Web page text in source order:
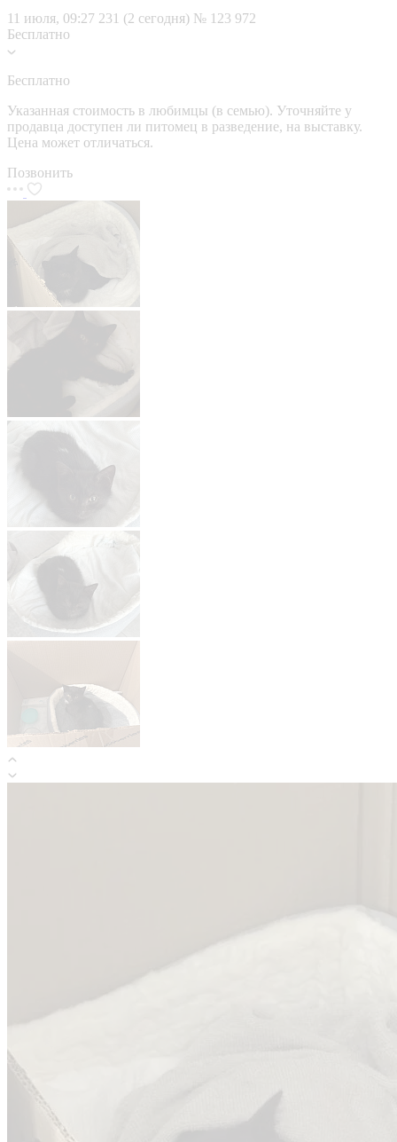
11 июля, 09:27 231 (2 сегодня) № 123 972
Бесплатно
Бесплатно
Указанная стоимость в любимцы (в семью). Уточняйте у
продавца доступен ли питомец в разведение, на выставку.
Цена может отличаться.
Позвонить